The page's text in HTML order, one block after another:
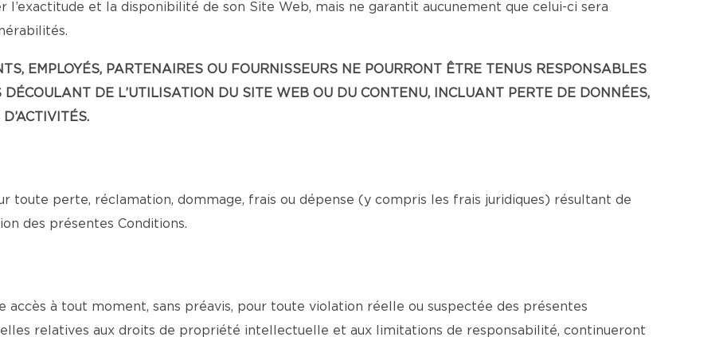
et la disponibilité de son Site Web, mais ne garantit aucunement que celui-ci sera
EMPLOYÉS, PARTENAIRES OU FOURNISSEURS NE POURRONT ÊTRE TENUS RESPONSABLES
DÉCOULANT DE L’UTILISATION DU SITE WEB OU DU CONTENU, INCLUANT PERTE DE DONNÉES,
toute perte, réclamation, dommage, frais ou dépense (y compris les frais juridiques) résultant de
des présentes Conditions.
accès à tout moment, sans préavis, pour toute violation réelle ou suspectée des présentes
relatives aux droits de propriété intellectuelle et aux limitations de responsabilité, continueront